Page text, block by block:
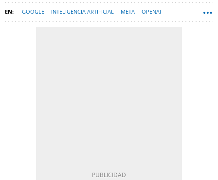
GOOGLE INTELIGENCIA ARTIFICIAL META OPENAI